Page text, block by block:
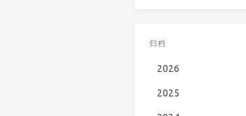
归档
2026
2025